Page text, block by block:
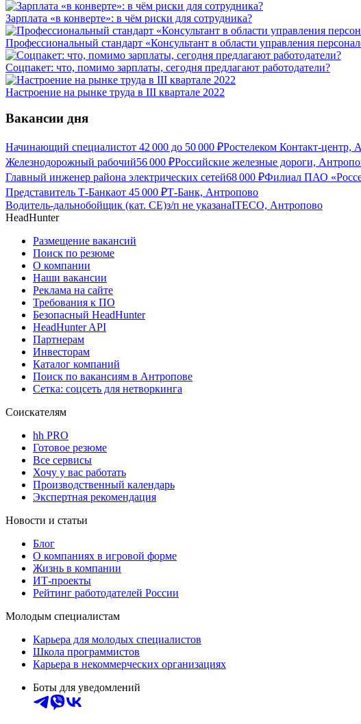
Зарплата «в конверте»: в чём риски для сотрудника?
Профессиональный стандарт «Консультант в области управления
Соцпакет: что, помимо зарплаты, сегодня предлагают работодатели?
Настроение на рынке труда в III квартале 2022
Вакансии дня
Начинающий специалистот 42 000 до 50 000 ₽Ростелеком Контакт-центр,
Железнодорожный рабочий56 000 ₽Российские железные дороги,
Главный инженер района электрических сетей68 000 ₽Филиал ПАО
Представитель Т-Банкаот 45 000 ₽Т-Банк, Антропово
Водитель-дальнобойщик (кат. CE)з/п не указанаITECO, Антропово
HeadHunter
Размещение вакансий
Поиск по резюме
О компании
Наши вакансии
Реклама на сайте
Требования к ПО
Безопасный HeadHunter
HeadHunter API
Партнерам
Инвесторам
Каталог компаний
Поиск по вакансиям в Антропове
Сетка: соцсеть для нетворкинга
Соискателям
hh PRO
Готовое резюме
Все сервисы
Хочу у вас работать
Производственный календарь
Экспертная рекомендация
Новости и статьи
Блог
О компаниях в игровой форме
Жизнь в компании
ИТ-проекты
Рейтинг работодателей России
Молодым специалистам
Карьера для молодых специалистов
Школа программистов
Карьера в некоммерческих организациях
Боты для уведомлений